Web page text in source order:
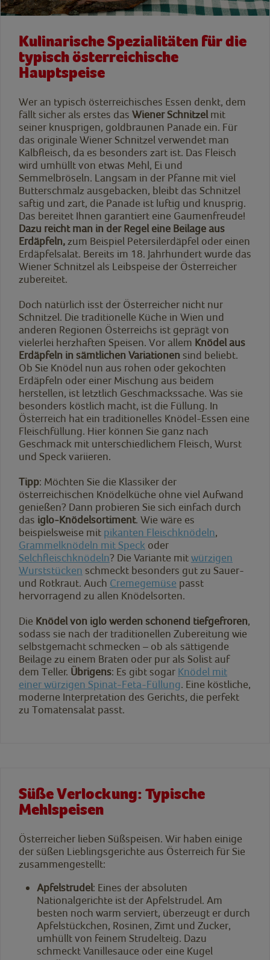
Kulinarische Spezialitäten für die
typisch österreichische
Hauptspeise
Wer an typisch österreichisches Essen denkt, dem
fällt sicher als erstes das Wiener Schnitzel mit
seiner knusprigen, goldbraunen Panade ein. Für
das originale Wiener Schnitzel verwendet man
Kalbfleisch, da es besonders zart ist. Das Fleisch
wird umhüllt von etwas Mehl, Ei und
Semmelbröseln. Langsam in der Pfanne mit viel
Butterschmalz ausgebacken, bleibt das Schnitzel
saftig und zart, die Panade ist luftig und knusprig.
Das bereitet Ihnen garantiert eine Gaumenfreude!
Dazu reicht man in der Regel eine Beilage aus
Erdäpfeln, zum Beispiel Petersilerdäpfel oder einen
Erdäpfelsalat. Bereits im 18. Jahrhundert wurde das
Wiener Schnitzel als Leibspeise der Österreicher
zubereitet.
Doch natürlich isst der Österreicher nicht nur
Schnitzel. Die traditionelle Küche in Wien und
anderen Regionen Österreichs ist geprägt von
vielerlei herzhaften Speisen. Vor allem Knödel aus
Erdäpfeln in sämtlichen Variationen sind beliebt.
Ob Sie Knödel nun aus rohen oder gekochten
Erdäpfeln oder einer Mischung aus beidem
herstellen, ist letztlich Geschmackssache. Was sie
besonders köstlich macht, ist die Füllung. In
Österreich hat ein traditionelles Knödel-Essen eine
Fleischfüllung. Hier können Sie ganz nach
Geschmack mit unterschiedlichem Fleisch, Wurst
und Speck variieren.
Tipp: Möchten Sie die Klassiker der
österreichischen Knödelküche ohne viel Aufwand
genießen? Dann probieren Sie sich einfach durch
das iglo-Knödelsortiment. Wie wäre es
beispielsweise mit pikanten Fleischknödeln,
Grammelknödeln mit Speck oder
Selchfleischknödeln? Die Variante mitwürzigen
Wurststücken schmeckt besonders gut zu Sauer-
und Rotkraut. Auch Cremegemüse passt
hervorragend zu allen Knödelsorten.
Die Knödel von iglo werden schonend tiefgefroren,
sodass sie nach der traditionellen Zubereitung wie
selbstgemacht schmecken – ob als sättigende
Beilage zu einem Braten oder pur als Solist auf
dem Teller. Übrigens: Es gibt sogar Knödel mit
einer würzigen Spinat-Feta-Füllung. Eine köstliche,
moderne Interpretation des Gerichts, die perfekt
zu Tomatensalat passt.
Süße Verlockung: Typische
Mehlspeisen
Österreicher lieben Süßspeisen. Wir haben einige
der süßen Lieblingsgerichte aus Österreich für Sie
zusammengestellt:
Apfelstrudel: Eines der absoluten
Nationalgerichte ist der Apfelstrudel. Am
besten noch warm serviert, überzeugt er durch
Apfelstückchen, Rosinen, Zimt und Zucker,
umhüllt von feinem Strudelteig. Dazu
schmeckt Vanillesauce oder eine Kugel